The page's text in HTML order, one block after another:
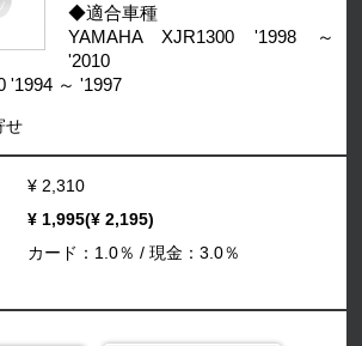
◆適合車種
YAMAHA XJR1300 '1998 ～
'2010
'1994 ～ '1997
せ
¥ 2,310
¥ 1,995(¥ 2,195)
カード：1.0％ / 現金：3.0％